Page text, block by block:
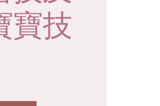
寶技